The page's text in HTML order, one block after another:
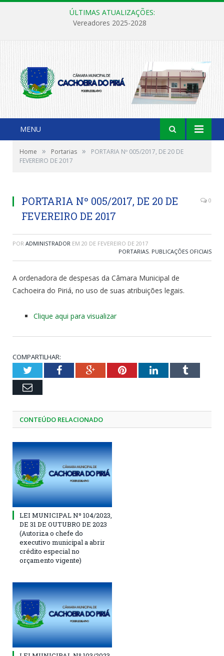
ÚLTIMAS ATUALIZAÇÕES:
Vereadores 2025-2028
MENU
Home » Portarias »
PORTARIA Nº 005/2017, DE 20 DE
FEVEREIRO DE 2017
PORTARIA Nº 005/2017, DE 20 DE
FEVEREIRO DE 2017
0
POR ADMINISTRADOR EM 20 DE FEVEREIRO DE 2017
PORTARIAS, PUBLICAÇÕES OFICIAIS
A ordenadora de despesas da Câmara Municipal de
Cachoeira do Piriá, no uso de suas atribuições legais.
Clique aqui para visualizar
COMPARTILHAR:
TwitterFacebookGoogle+PinterestLinkedInTumblr
Email
CONTEÚDO RELACIONADO
LEI MUNICIPAL Nº 104/2023,
DE 31 DE OUTUBRO DE 2023
(Autoriza o chefe do
executivo municipal a abrir
crédito especial no
orçamento vigente)